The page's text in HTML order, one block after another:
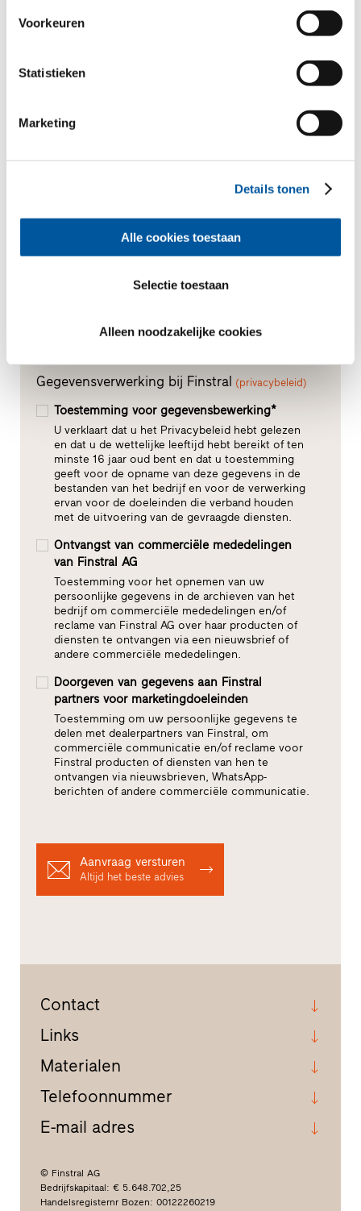
Voorkeuren
Statistieken
Marketing
Details tonen
Alle cookies toestaan
Selectie toestaan
Alleen noodzakelijke cookies
FIN-Window Nova-line Twin
Gegevensverwerking bij Finstral (privacybeleid)
Toestemming voor gegevensbewerking*
U verklaart dat u het Privacybeleid hebt gelezen
en dat u de wettelijke leeftijd hebt bereikt of ten
minste 16 jaar oud bent en dat u toestemming
geeft voor de opname van deze gegevens in de
bestanden van het bedrijf en voor de verwerking
ervan voor de doeleinden die verband houden
met de uitvoering van de gevraagde diensten.
Ontvangst van commerciële mededelingen
van Finstral AG
Toestemming voor het opnemen van uw
persoonlijke gegevens in de archieven van het
bedrijf om commerciële mededelingen en/of
reclame van Finstral AG over haar producten of
diensten te ontvangen via een nieuwsbrief of
andere commerciële mededelingen.
Doorgeven van gegevens aan Finstral
partners voor marketingdoeleinden
Toestemming om uw persoonlijke gegevens te
delen met dealerpartners van Finstral, om
commerciële communicatie en/of reclame voor
Finstral producten of diensten van hen te
ontvangen via nieuwsbrieven, WhatsApp-
berichten of andere commerciële communicatie.
Aanvraag versturen
Altijd het beste advies
Contact
Links
Materialen
Telefoonnummer
E-mail adres
© Finstral AG
Bedrijfskapitaal: € 5.648.702,25
Handelsregisternr Bozen: 00122260219